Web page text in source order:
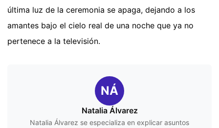
última luz de la ceremonia se apaga, dejando a los
amantes bajo el cielo real de una noche que ya no
pertenece a la televisión.
NÁ
Natalia Álvarez
Natalia Álvarez se especializa en explicar asuntos